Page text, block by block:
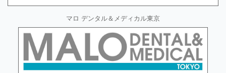
マロ デンタル＆メディカル東京